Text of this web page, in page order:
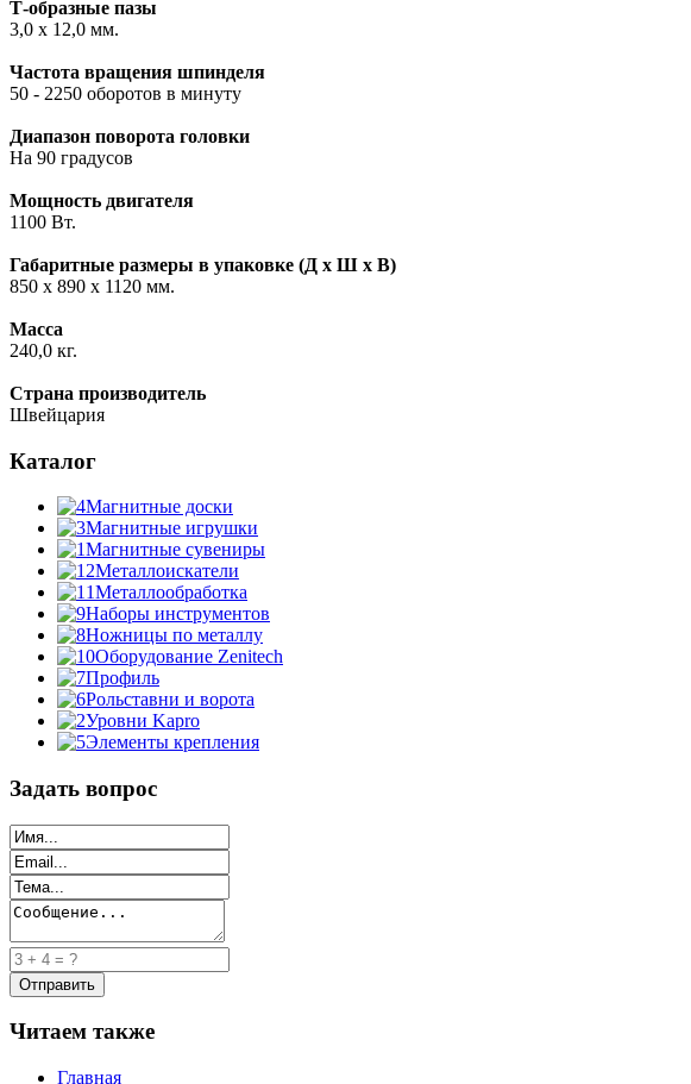
Т-образные пазы
3,0 х 12,0 мм.
Частота вращения шпинделя
50 - 2250 оборотов в минуту
Диапазон поворота головки
На 90 градусов
Мощность двигателя
1100 Вт.
Габаритные размеры в упаковке (Д х Ш х В)
850 х 890 х 1120 мм.
Масса
240,0 кг.
Страна производитель
Швейцария
Каталог
Магнитные доски
Магнитные игрушки
Магнитные сувениры
Металлоискатели
Металлообработка
Наборы инструментов
Ножницы по металлу
Оборудование Zenitech
Профиль
Рольставни и ворота
Уровни Kapro
Элементы крепления
Задать вопрос
Читаем также
Главная